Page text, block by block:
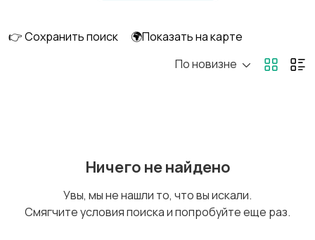
Кормление и питание
детской
👉 Сохранить поиск
🌍Показать на карте
По новизне
Ничего не найдено
Увы, мы не нашли то, что вы искали.
Смягчите условия поиска и попробуйте еще раз.